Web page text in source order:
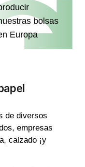
bolsas
Europa
de diversos
empresas
calzado ¡y